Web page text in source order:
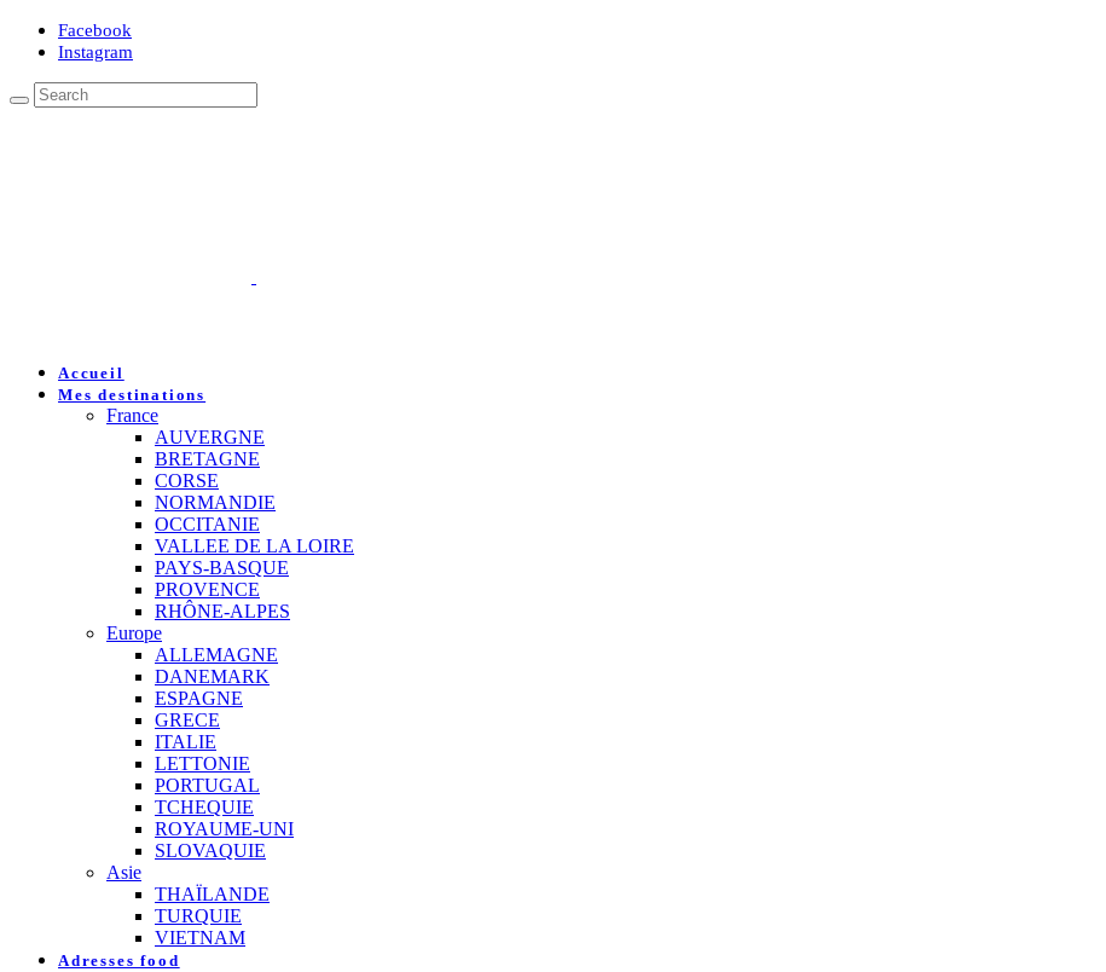
Facebook
Instagram
Accueil
Mes destinations
France
AUVERGNE
BRETAGNE
CORSE
NORMANDIE
OCCITANIE
VALLEE DE LA LOIRE
PAYS-BASQUE
PROVENCE
RHÔNE-ALPES
Europe
ALLEMAGNE
DANEMARK
ESPAGNE
GRECE
ITALIE
LETTONIE
PORTUGAL
TCHEQUIE
ROYAUME-UNI
SLOVAQUIE
Asie
THAÏLANDE
TURQUIE
VIETNAM
Adresses food